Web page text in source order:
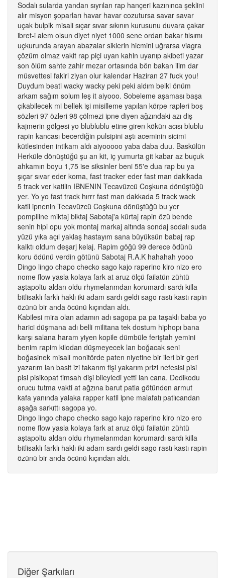
Sodalı sularda yandan sıyrılan rap hançeri kazınınca şeklini
alır misyon şoparları havar havar cozutursa savar savar
uçak bulpik misali sıçar sıvar sıkının kurusunu duvara çakar
ibret-i alem olsun diyet niyet 1000 sene ordan bakar tılsımı
uçkurunda arayan abazalar siklerin hicmini uğrarsa viagra
çözüm olmaz vakit rap piçi uyan kahin uyanıp akibeti yazar
son ölüm sahte zahir mezar ortasında bön bakan ilim dar
müsvettesi fakiri ziyan olur kalendar Haziran 27 fuck you!
Duydum beati wacky wacky peki peki aldım belki önüm
arkam sağım solum leş it aiyooo. Sobeleme aşaması başa
çıkabilecek mi bellek işi misilleme yapılan körpe rapleri boş
sözleri 97 özleri 98 çölmezi ipne diyen ağzındaki azı diş
kajmerin gölgesi yo blublublu etine giren kökün acısı blublu
rapin kancası becerdiğin pulsipini aştı aceminin sicimi
kütlesinden intikam aldı aiyooooo yaba daba duu. Baskülün
Herküle dönüştüğü şu an kit, iç yumurta git kabar az buçuk
ahkamın boyu 1,75 ise siksinler beni 55'e dua rap bu ya
şıçar sıvar eder koma, fast tracker eder fast man dakikada
5 track ver katilin IBNENIN Tecavüzcü Coşkuna dönüştüğü
yer. Yo yo fast track hırrr fast man dakkada 5 track wack
katil ipnenin Tecavüzcü Coşkuna dönüştüğü bu yer
pompiline miktaj biktaj Sabotaj'a kürtaj rapin özü bende
senin hipi opu yok montaj markaj altında sondaj sodalı suda
yüzü yıka açıl yaklaş hastayım sana büyüksün babaj rap
kalktı oldum deşarj kelaj. Rapim göğü 99 derece ödünü
koru ödünü verdin götünü Sabotaj R.A.K hahahah yooo
Dingo lingo chapo checko sago kajo raperino kiro nizo ero
nome flow yasla kolaya fark at aruz ölçü failatün zühtü
aştapoltu aldan oldu rhymelarımdan korumardı sardı killa
bitlisaklı farklı haklı iki adam sardı geldi sago rastı kastı rapin
özünü bir anda öcünü kıçından aldı.
Kabilesi mira olan adamın adı sagopa pa pa taşaklı baba yo
harici düşmana adı belli militana tek dostum hiphopı bana
karşı salana haram yiyen kopile dümbüle feriştah yemini
benim rapim kilodan düşmeyecek lan boğacak seni
boğasinek misali monitörde paten niyetine bir ileri bir geri
yazarım lan basit izi takarım fişi yakarım prizi nefesisi pisi
pisi pisikopat timsah dişi bileyledi yetti lan cana. Dedikodu
orucu tutma vakti at ağzına barut patla götünden armut
kafa yanında yalaka rapper katil ipne malafatı patlıcandan
aşağa sarkıttı sagopa yo.
Dingo lingo chapo checko sago kajo raperino kiro nizo ero
nome flow yasla kolaya fark at aruz ölçü failatün zühtü
aştapoltu aldan oldu rhymelarımdan korumardı sardı killa
bitlisaklı farklı haklı iki adam sardı geldi sago rastı kastı rapin
özünü bir anda öcünü kıçından aldı.
Diğer Şarkıları